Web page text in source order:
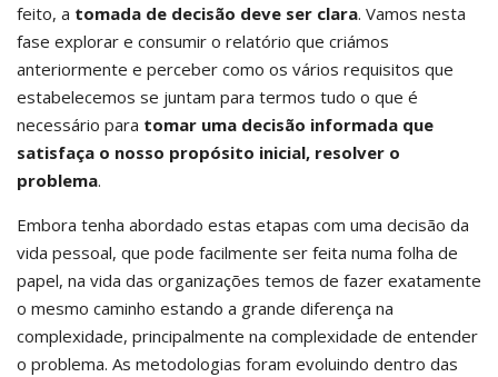
feito, a tomada de decisão deve ser clara. Vamos nesta
fase explorar e consumir o relatório que criámos
anteriormente e perceber como os vários requisitos que
estabelecemos se juntam para termos tudo o que é
necessário para tomar uma decisão informada que
satisfaça o nosso propósito inicial, resolver o
problema.
Embora tenha abordado estas etapas com uma decisão da
vida pessoal, que pode facilmente ser feita numa folha de
papel, na vida das organizações temos de fazer exatamente
o mesmo caminho estando a grande diferença na
complexidade, principalmente na complexidade de entender
o problema. As metodologias foram evoluindo dentro das